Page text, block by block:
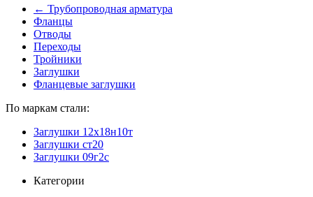
← Трубопроводная арматура
Фланцы
Отводы
Переходы
Тройники
Заглушки
Фланцевые заглушки
По маркам стали:
Заглушки 12х18н10т
Заглушки ст20
Заглушки 09г2с
Категории